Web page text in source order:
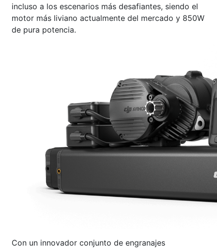
incluso a los escenarios más desafiantes, siendo el
motor más liviano actualmente del mercado y 850W
de pura potencia.
Con un innovador conjunto de engranajes